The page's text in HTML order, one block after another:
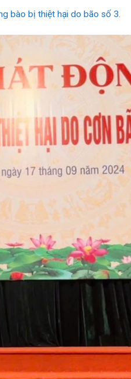
bào bị thiệt hại do bão số 3.